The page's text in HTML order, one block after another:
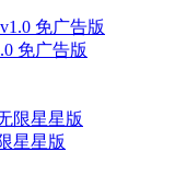
免广告版
星星版